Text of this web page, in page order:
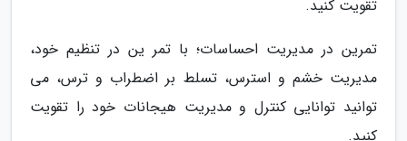
تقویت کنید.
تمرین در مدیریت احساسات؛ با تمر ین در تنظیم خود،
مدیریت خشم و استرس، تسلط بر اضطراب و ترس، می
توانید توانایی کنترل و مدیریت هیجانات خود را تقویت
کنید.